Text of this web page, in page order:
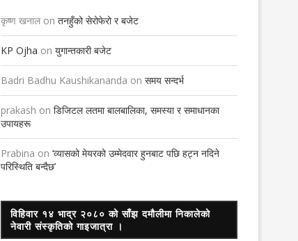
कृष्ण खनाल on तनहुँको सेरोफेरो र बजेट
KP Ojha on युगान्तकारी बजेट
Badri Badhu Kaushikananda on समय सन्दर्भ
prakash on डिजिटल लतमा बालबालिका, समस्या र समाधानका
उपायहरू
Prabina on ‘व्यासको मेयरको उम्मेदवार हुनबाट पछि हट्न नदिने
परिस्थिति बन्दैछ’
विहिवार १४ भाद्र २०८० को साँझ दमौलीमा निकालेको
नेवारी संस्कृतिको गाइजात्रा ।